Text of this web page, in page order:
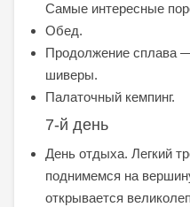
Самые интересные
Обед.
Продолжение сплава
шиверы.
Палаточный кемпинг.
7-й день
День отдыха. Легкий
поднимемся на
открывается